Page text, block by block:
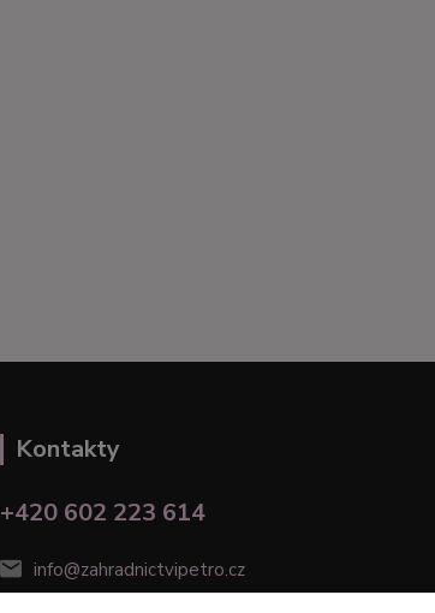
Kontakty
+420 602 223 614
info@zahradnictvipetro.cz